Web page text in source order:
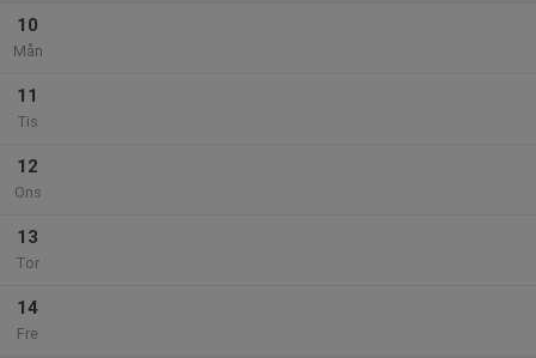
10
Mån
11
Tis
12
Ons
13
Tor
14
Fre